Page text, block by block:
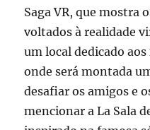
Saga VR, que mostra
voltados à realidade
um local dedicado
onde será montada
desafiar os amigos e
mencionar a La Sala